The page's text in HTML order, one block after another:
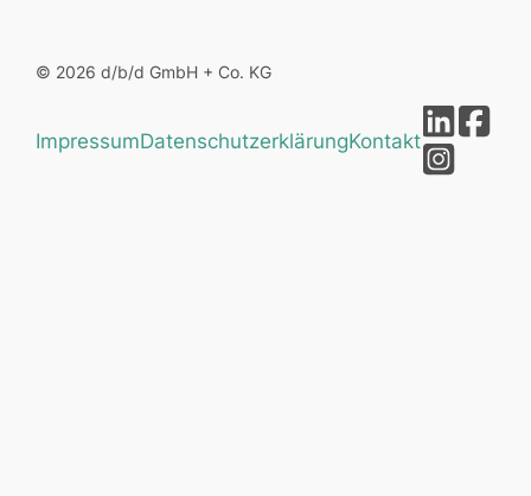
© 2026 d/b/d GmbH + Co. KG
ImpressumDatenschutzerklärungKontakt